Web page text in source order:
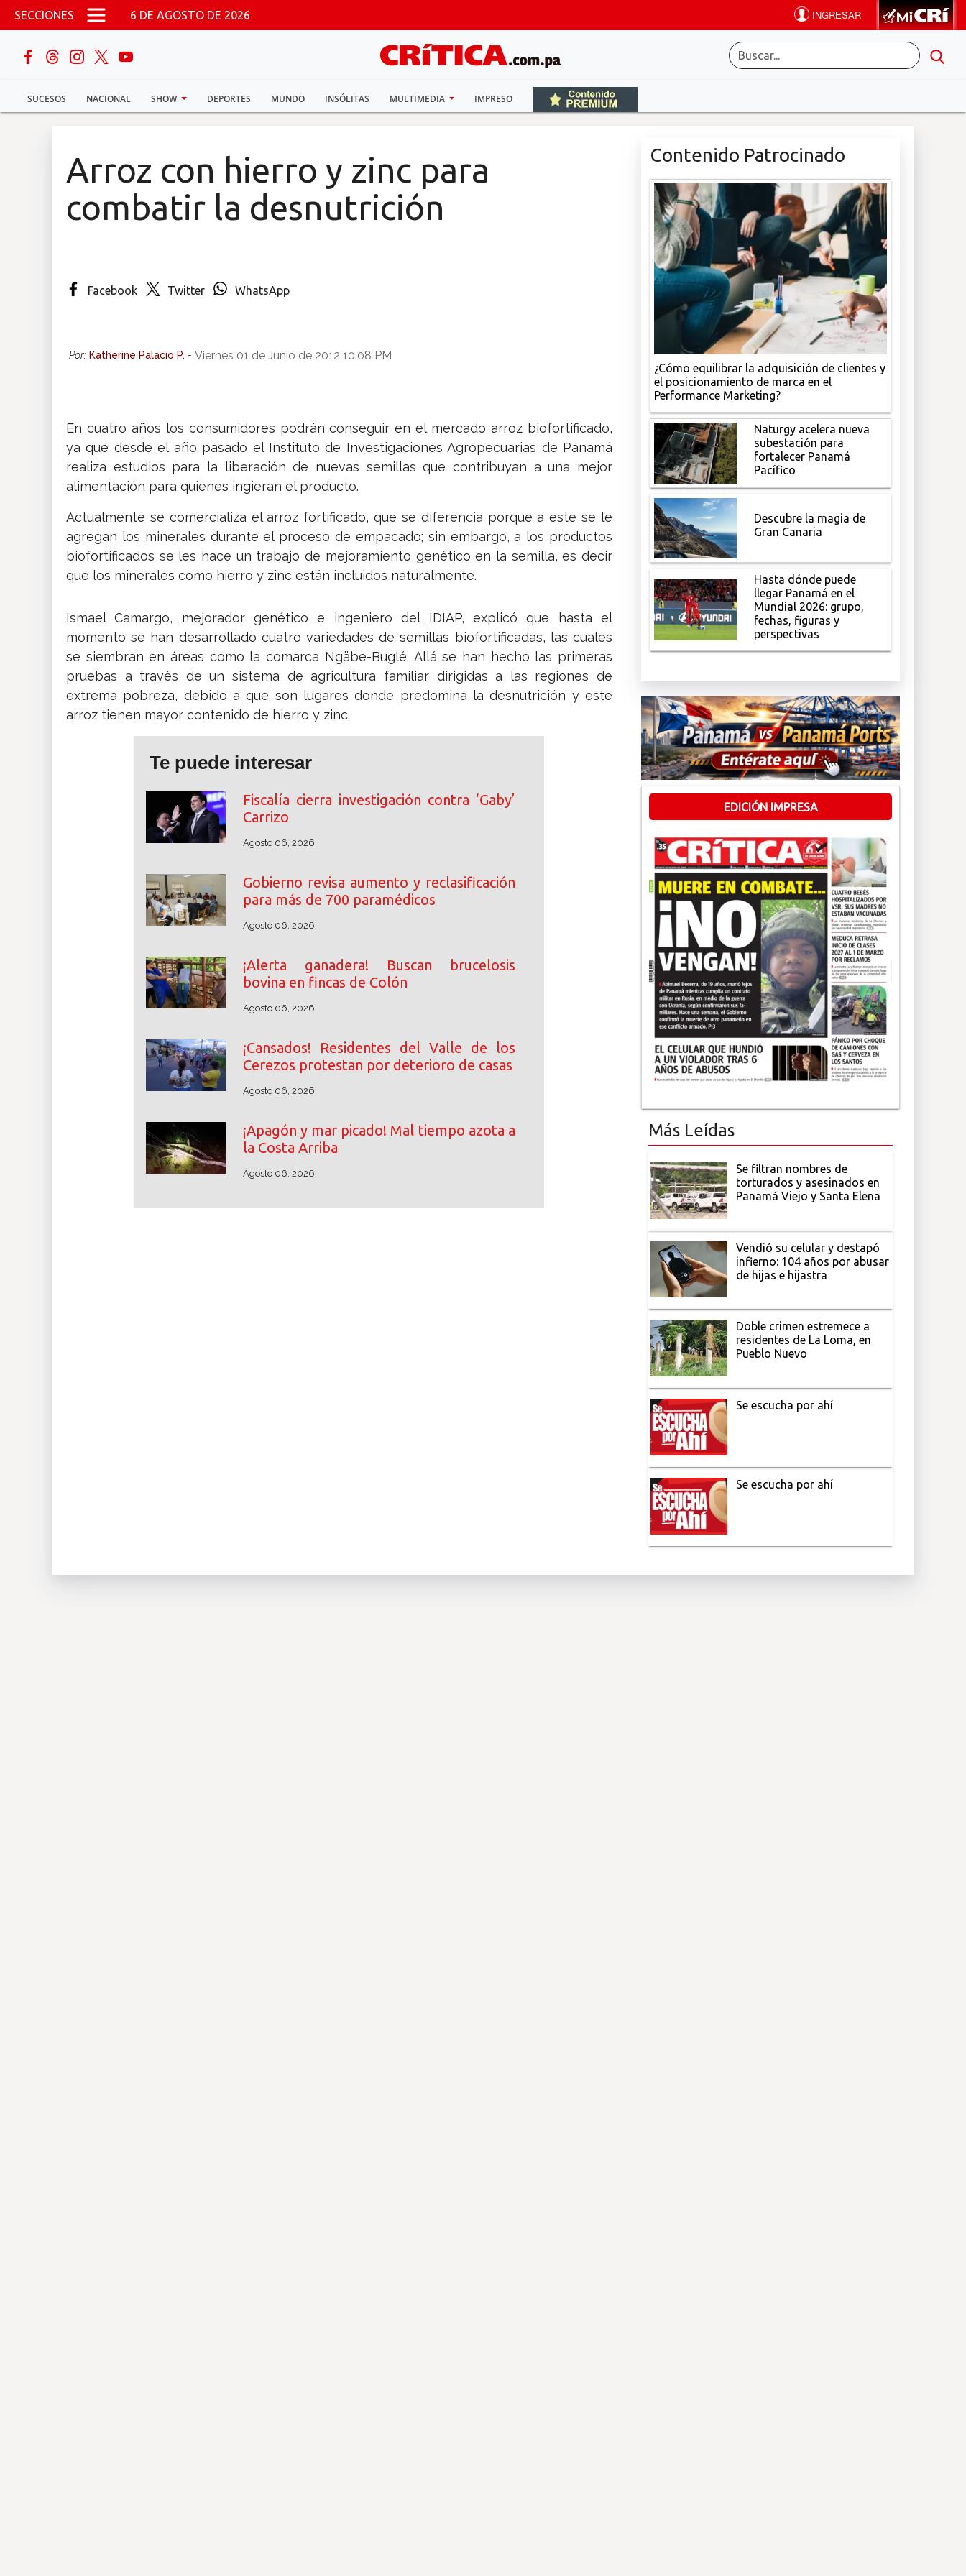
Pasar al contenido principal
SECCIONES 6 DE AGOSTO DE 2026
SUCESOS NACIONAL SHOW DEPORTES MUNDO INSÓLITAS MULTIMEDIA IMPRESO
buscar
Sucesos
Arroz con hierro y zinc para
combatir la desnutrición
Facebook Twitter WhatsApp
Por: Katherine Palacio P. - Viernes 01 de Junio de 2012 10:08 PM
En cuatro años los consumidores podrán conseguir en el mercado arroz biofortificado,
ya que desde el año pasado el Instituto de Investigaciones Agropecuarias de Panamá
realiza estudios para la liberación de nuevas semillas que contribuyan a una mejor
alimentación para quienes ingieran el producto.
Actualmente se comercializa el arroz fortificado, que se diferencia porque a este se le
agregan los minerales durante el proceso de empacado; sin embargo, a los productos
biofortificados se les hace un trabajo de mejoramiento genético en la semilla, es decir
que los minerales como hierro y zinc están incluidos naturalmente.
Ismael Camargo, mejorador genético e ingeniero del IDIAP, explicó que hasta el
momento se han desarrollado cuatro variedades de semillas biofortificadas, las cuales
se siembran en áreas como la comarca Ngäbe-Buglé. Allá se han hecho las primeras
pruebas a través de un sistema de agricultura familiar dirigidas a las regiones de
extrema pobreza, debido a que son lugares donde predomina la desnutrición y este
arroz tienen mayor contenido de hierro y zinc.
Te puede interesar
Fiscalía cierra investigación contra ‘Gaby’
Carrizo
Agosto 06, 2026
Gobierno revisa aumento y reclasificación
para más de 700 paramédicos
Agosto 06, 2026
¡Alerta ganadera! Buscan brucelosis
bovina en fincas de Colón
Agosto 06, 2026
¡Cansados! Residentes del Valle de los
Cerezos protestan por deterioro de casas
Agosto 06, 2026
¡Apagón y mar picado! Mal tiempo azota a
la Costa Arriba
Agosto 06, 2026
Contenido Patrocinado
¿Cómo equilibrar la adquisición de clientes y
el posicionamiento de marca en el
Performance Marketing?
Naturgy acelera nueva
subestación para
fortalecer Panamá
Pacífico
Descubre la magia de
Gran Canaria
Hasta dónde puede
llegar Panamá en el
Mundial 2026: grupo,
fechas, figuras y
perspectivas
EDICIÓN IMPRESA
Más Leídas
Se filtran nombres de
torturados y asesinados en
Panamá Viejo y Santa Elena
Vendió su celular y destapó
infierno: 104 años por abusar
de hijas e hijastra
Doble crimen estremece a
residentes de La Loma, en
Pueblo Nuevo
Se escucha por ahí
Se escucha por ahí